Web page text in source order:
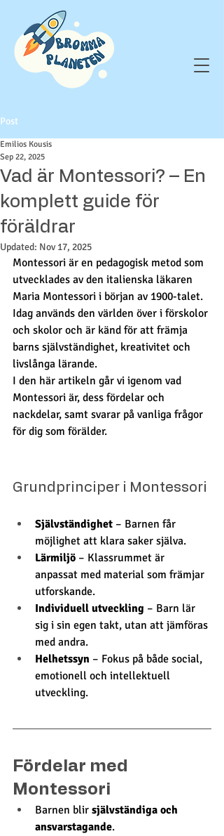
Post
Vad är Montessori? – En
komplett guide för
föräldrar
Emilios Kousis
Sep 22, 2025
Updated: Nov 17, 2025
Montessori är en pedagogisk metod som
utvecklades av den italienska läkaren
Maria Montessori i början av 1900-talet.
Idag används den världen över i förskolor
och skolor och är känd för att främja
barns självständighet, kreativitet och
livslånga lärande.
I den här artikeln går vi igenom vad
Montessori är, dess fördelar och
nackdelar, samt svarar på vanliga frågor
för dig som förälder.
Grundprinciper i Montessori
Självständighet – Barnen får
möjlighet att klara saker själva.
Lärmiljö – Klassrummet är
anpassat med material som främjar
utforskande.
Individuell utveckling – Barn lär
sig i sin egen takt, utan att jämföras
med andra.
Helhetssyn – Fokus på både social,
emotionell och intellektuell
utveckling.
Fördelar med
Montessori
Barnen blir självständiga och
ansvarstagande.